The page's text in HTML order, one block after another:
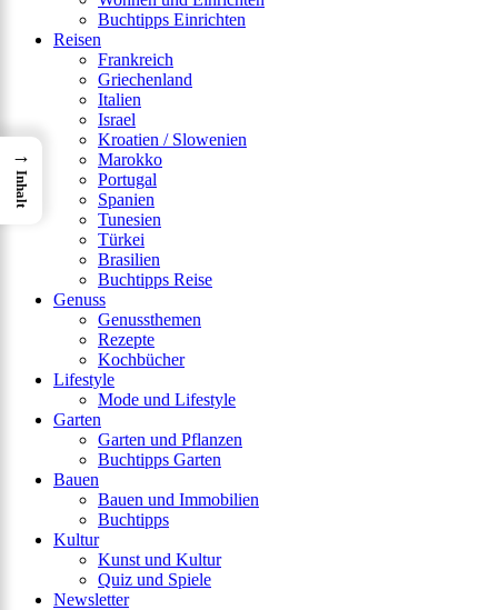
Buchtipps Einrichten
Reisen
Frankreich
Griechenland
Italien
Israel
Kroatien / Slowenien
Marokko
Portugal
Spanien
Tunesien
Türkei
Brasilien
Buchtipps Reise
Genuss
Genussthemen
Rezepte
Kochbücher
Lifestyle
Mode und Lifestyle
Garten
Garten und Pflanzen
Buchtipps Garten
Bauen
Bauen und Immobilien
Buchtipps
Kultur
Kunst und Kultur
Quiz und Spiele
Newsletter
→
Inhalt